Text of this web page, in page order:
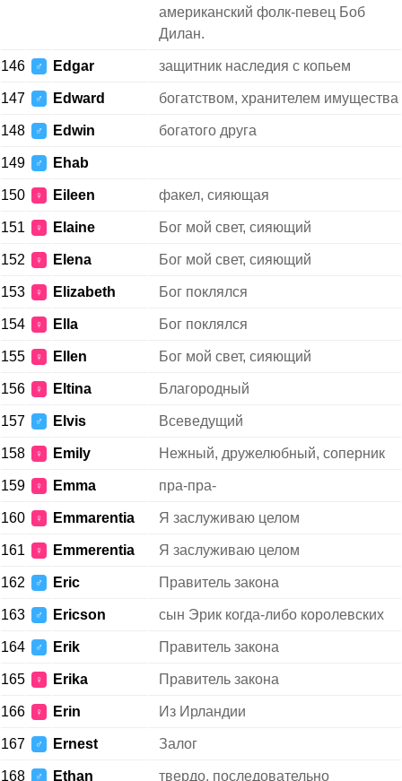
американский фолк-певец Боб
Дилан.
146 ♂ Edgar защитник наследия с копьем
147 ♂ Edward богатством, хранителем имущества
148 ♂ Edwin богатого друга
149 ♂ Ehab
150 ♀ Eileen факел, сияющая
151 ♀ Elaine Бог мой свет, сияющий
152 ♀ Elena Бог мой свет, сияющий
153 ♀ Elizabeth Бог поклялся
154 ♀ Ella Бог поклялся
155 ♀ Ellen Бог мой свет, сияющий
156 ♀ Eltina Благородный
157 ♂ Elvis Всеведущий
158 ♀ Emily Нежный, дружелюбный, соперник
159 ♀ Emma пра-пра-
160 ♀ Emmarentia Я заслуживаю целом
161 ♀ Emmerentia Я заслуживаю целом
162 ♂ Eric Правитель закона
163 ♂ Ericson сын Эрик когда-либо королевских
164 ♂ Erik Правитель закона
165 ♀ Erika Правитель закона
166 ♀ Erin Из Ирландии
167 ♂ Ernest Залог
168 ♂ Ethan твердо, последовательно